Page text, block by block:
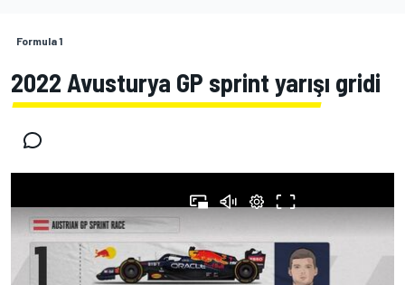
Formula 1
2022 Avusturya GP sprint yarışı gridi